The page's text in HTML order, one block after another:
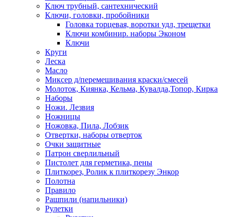
Ключ трубный, сантехнический
Ключи, головки, пробойники
Головка торцевая, воротки удл, трещетки
Ключи комбинир. наборы Эконом
Ключи
Круги
Леска
Масло
Миксер д/перемешивания краски/смесей
Молоток, Киянка, Кельма, Кувалда,Топор, Кирка
Наборы
Ножи. Лезвия
Ножницы
Ножовка, Пила, Лобзик
Отвертки, наборы отверток
Очки защитные
Патрон сверлильный
Пистолет для герметика, пены
Плиткорез, Ролик к плиткорезу Энкор
Полотна
Правило
Рашпили (напильники)
Рулетки